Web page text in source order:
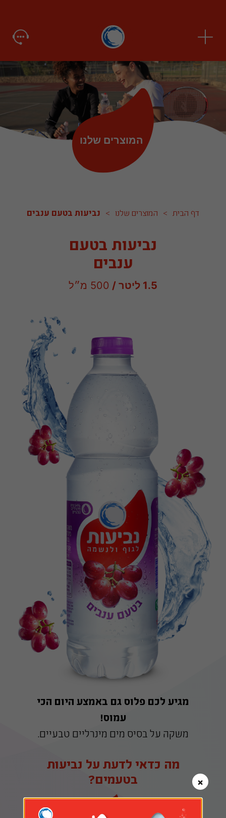
המוצרים שלנו
דף הבית > המוצרים שלנו > נביעות בטעם ענבים
נביעות בטעם
ענבים
1.5 ליטר / 500 מ״ל
מגיע לכם פלוס גם באמצע היום הכי
עמוס!
משקה על בסיס מים מינרליים טבעיים.
מה כדאי לדעת על נביעות
בטעמים?
94% מים מינרליים טבעיים
×